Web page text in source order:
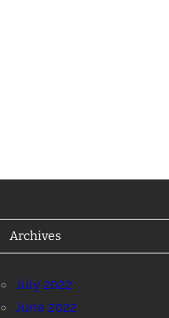
Archives
July 2022
June 2022